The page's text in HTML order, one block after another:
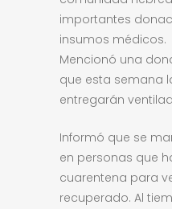
importantes
insumos médicos.
Mencionó una
que esta semana la
entregarán
Informó que se
en personas que
cuarentena para
recuperado. Al